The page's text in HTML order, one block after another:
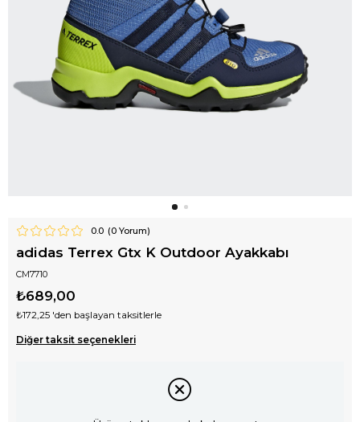
0.0 (0Yorum)
adidas Terrex Gtx K Outdoor Ayakkabı
CM7710
₺689,00
₺172,25 'den başlayan taksitlerle
Diğer taksit seçenekleri